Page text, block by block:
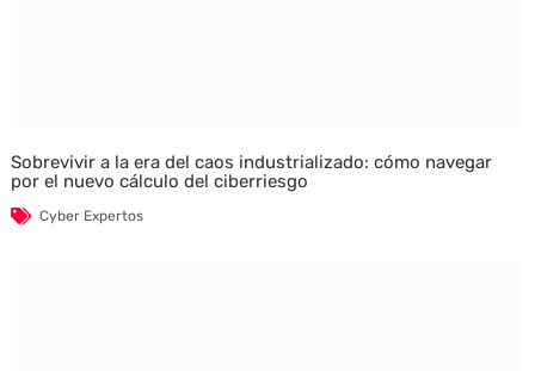
Sobrevivir a la era del caos industrializado: cómo navegar
por el nuevo cálculo del ciberriesgo
Cyber Expertos